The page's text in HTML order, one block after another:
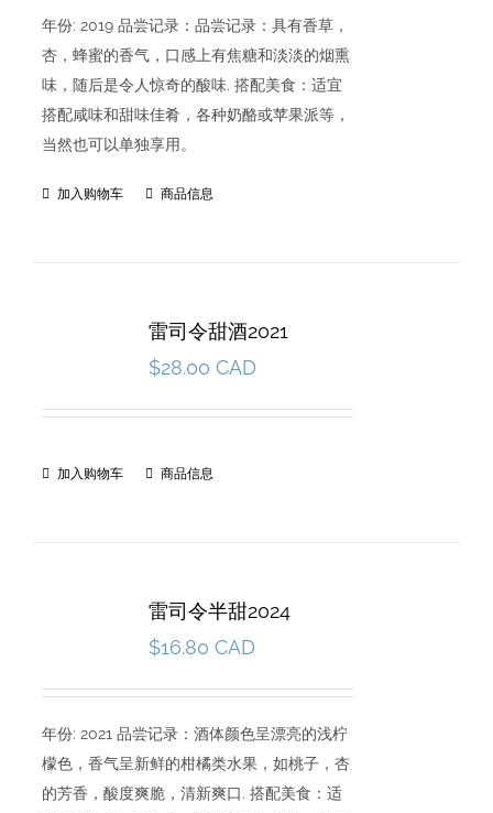
年份: 2019 品尝记录：品尝记录：具有香草，
杏，蜂蜜的香气，口感上有焦糖和淡淡的烟熏
味，随后是令人惊奇的酸味. 搭配美食：适宜
搭配咸味和甜味佳肴，各种奶酪或苹果派等，
当然也可以单独享用。
加入购物车 商品信息
雷司令甜酒2021
$28.00 CAD
加入购物车 商品信息
雷司令半甜2024
$16.80 CAD
年份: 2021 品尝记录：酒体颜色呈漂亮的浅柠
檬色，香气呈新鲜的柑橘类水果，如桃子，杏
的芳香，酸度爽脆，清新爽口. 搭配美食：适